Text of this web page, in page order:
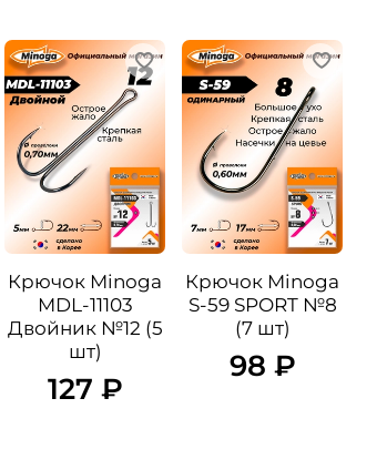
Крючок Minoga
MDL-11103
Двойник №12 (5
шт)
127 ₽
Крючок Minoga
S-59 SPORT №8
(7 шт)
98 ₽